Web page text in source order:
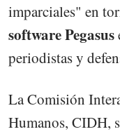
imparciales" en
software Pegasus
periodistas y
La Comisión
Humanos, CIDH,